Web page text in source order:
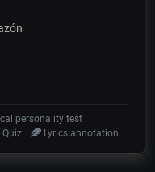
personality test
Quiz Lyrics annotation